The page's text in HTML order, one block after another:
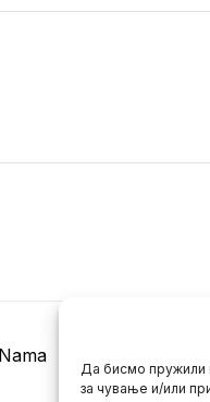
Да бисмо пружили
за чување и/или